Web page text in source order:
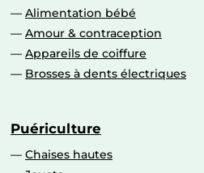
Alimentation bébé
Amour & contraception
Appareils de coiffure
Brosses à dents électriques
Puériculture
Chaises hautes